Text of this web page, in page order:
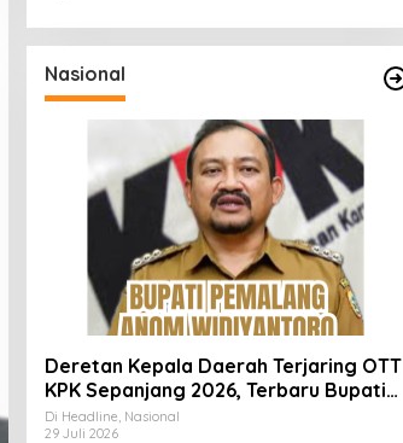
Nasional
Deretan Kepala Daerah Terjaring OTT
KPK Sepanjang 2026, Terbaru Bupati
Pemalang Anom Widiyantoro
Di Headline, Nasional
29 Juli 2026